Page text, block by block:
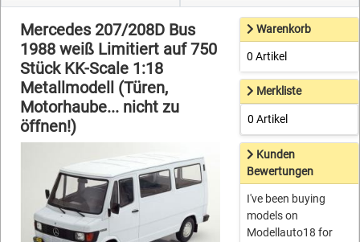
Mercedes 207/208D Bus
1988 weiß Limitiert auf 750
Stück KK-Scale 1:18
Metallmodell (Türen,
Motorhaube... nicht zu
öffnen!)
Warenkorb
0 Artikel
Merkliste
0 Artikel
Kunden
Bewertungen
I've been buying
models on
Modellauto18 for